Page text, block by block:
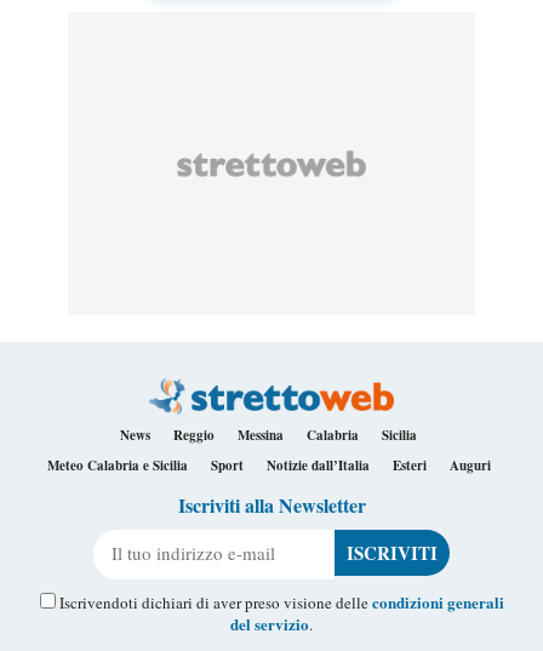
News Reggio Messina Calabria
Sicilia
Meteo Calabria e Sicilia
Sport Notizie dall’Italia Esteri Auguri
Iscriviti alla Newsletter
Iscrivendoti dichiari di aver preso visione dellecondizioni generali
del servizio.